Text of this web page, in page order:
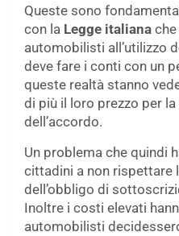
Queste sono
con la Legge italiana
automobilisti all’utilizzo
deve fare i conti con un
queste realtà stanno
di più il loro prezzo per
dell’accordo.
Un problema che quindi
cittadini a non rispettare
dell’obbligo di
Inoltre i costi elevati
automobilisti